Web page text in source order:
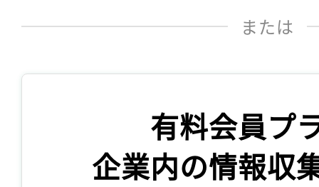
または
有料会員プ
企業内の情報収